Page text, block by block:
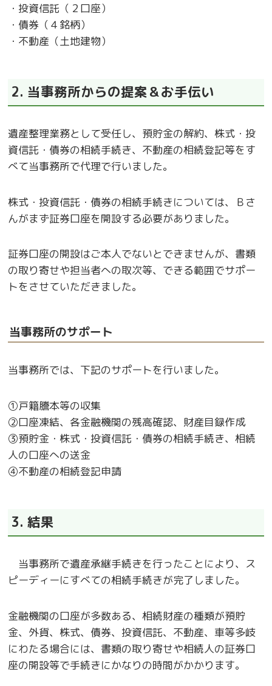
・投資信託（２口座）
・債券（４銘柄）
・不動産（土地建物）
2. 当事務所からの提案＆お手伝い
遺産整理業務として受任し、預貯金の解約、株式・投
資信託・債券の相続手続き、不動産の相続登記等をす
べて当事務所で代理で行いました。
株式・投資信託・債券の相続手続きについては、Ｂさ
んがまず証券口座を開設する必要がありました。
証券口座の開設はご本人でないとできませんが、書類
の取り寄せや担当者への取次等、できる範囲でサポー
トをさせていただきました。
当事務所のサポート
当事務所では、下記のサポートを行いました。
①戸籍謄本等の収集
➁口座凍結、各金融機関の残高確認、財産目録作成
③預貯金・株式・投資信託・債券の相続手続き、相続
人の口座への送金
④不動産の相続登記申請
3. 結果
当事務所で遺産承継手続きを行ったことにより、ス
ピーディーにすべての相続手続きが完了しました。
金融機関の口座が多数ある、相続財産の種類が預貯
金、外貨、株式、債券、投資信託、不動産、車等多岐
にわたる場合には、書類の取り寄せや相続人の証券口
座の開設等で手続きにかなりの時間がかかります。